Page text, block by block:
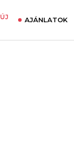
ÚJ AJÁNLATOK